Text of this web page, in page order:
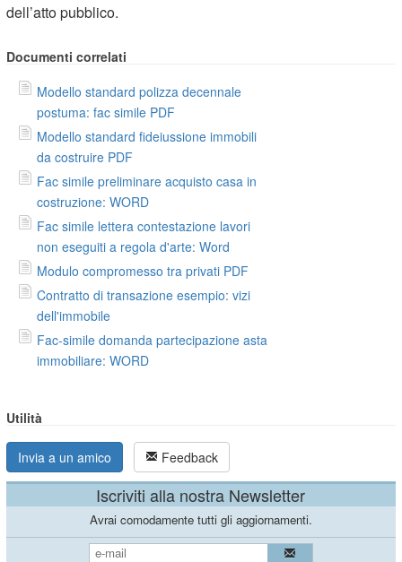
dell’atto pubblico.
Documenti correlati
Modello standard polizza decennale
postuma: fac simile PDF
Modello standard fideiussione immobili
da costruire PDF
Fac simile preliminare acquisto casa in
costruzione: WORD
Fac simile lettera contestazione lavori
non eseguiti a regola d'arte: Word
Modulo compromesso tra privati PDF
Contratto di transazione esempio: vizi
dell'immobile
Fac-simile domanda partecipazione asta
immobiliare: WORD
Utilità
Invia a un amico Feedback
Iscriviti alla nostra Newsletter
Avrai comodamente tutti gli aggiornamenti.